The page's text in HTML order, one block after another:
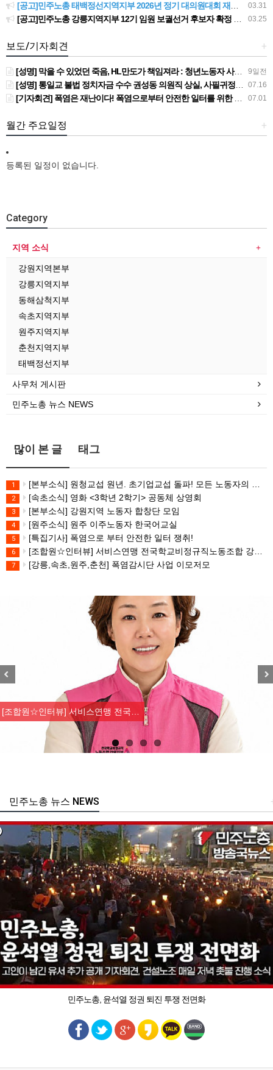
03.31
[공고]민주노총 태백정선지역지부 2026년 정기 대의원대회 재소집 건
03.25
[공고]민주노총 강릉지역지부 12기 임원 보궐선거 후보자 확정 공고
+
보도/기자회견
9일전
[성명] 막을 수 있었던 죽음, HL만도가 책임져라 : 청년노동자 사망사고의 철저한 진상규명과 재발방지 대책 마련하라
07.16
[성명] 통일교 불법 정치자금 수수 권성동 의원직 상실, 사필귀정이다
07.01
[기자회견] 폭염은 재난이다! 폭염으로부터 안전한 일터를 위한 민주노총 강원지역본부 폭염감시단 선포 기자회견
+
월간 주요일정
등록된 일정이 없습니다.
Category
지역 소식
강원지역본부
강릉지역지부
동해삼척지부
속초지역지부
원주지역지부
춘천지역지부
태백정선지부
사무처 게시판
민주노총 뉴스 NEWS
많이 본 글 태그
1 [본부소식] 원청교섭 원년. 초기업교섭 돌파! 모든 노동자의 노동기본권 쟁취! 민주노총 7.15 총파업대회
2 [속초소식] 영화 <3학년 2학기> 공동체 상영회
3 [본부소식] 강원지역 노동자 합창단 모임
4 [원주소식] 원주 이주노동자 한국어교실
5 [특집기사] 폭염으로 부터 안전한 일터 쟁취!
6 [조합원☆인터뷰] 서비스연맹 전국학교비정규직노동조합 강원지부 김유미 춘천지회장
7 [강릉,속초,원주,춘천] 폭염감시단 사업 이모저모
[조합원☆인터뷰] 서비스연맹 전국…
주노총 뉴스 NEWS
민주노총, 윤석열 정권 퇴진 투쟁 전면화